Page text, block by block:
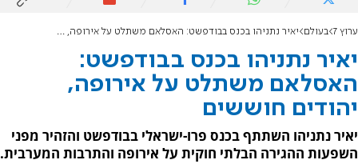
ערוץ 7 בעולם יאיר נתניהו בכנס בבודפשט: האסלאם משתלט על אירופה, יהודים חוששים
יאיר נתניהו בכנס בבודפשט:
האסלאם משתלט על אירופה,
יהודים חוששים
יאיר נתניהו השתתף בכנס פרו-ישראלי בבודפשט והזהיר מפני
השפעות ההגירה הבלתי חוקית על אירופה והתרבות המערבית.